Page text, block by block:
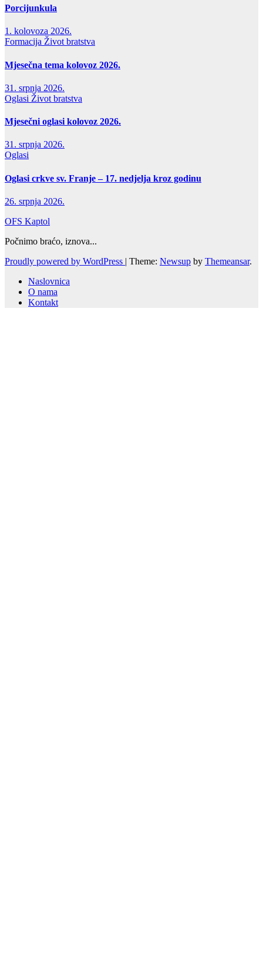
Porcijunkula
1. kolovoza 2026.
Formacija Život bratstva
Mjesečna tema kolovoz 2026.
31. srpnja 2026.
Oglasi Život bratstva
Mjesečni oglasi kolovoz 2026.
31. srpnja 2026.
Oglasi
Oglasi crkve sv. Franje – 17. nedjelja kroz godinu
26. srpnja 2026.
OFS Kaptol
Počnimo braćo, iznova...
Proudly powered by WordPress | Theme: Newsup by Themeansar.
Naslovnica
O nama
Kontakt